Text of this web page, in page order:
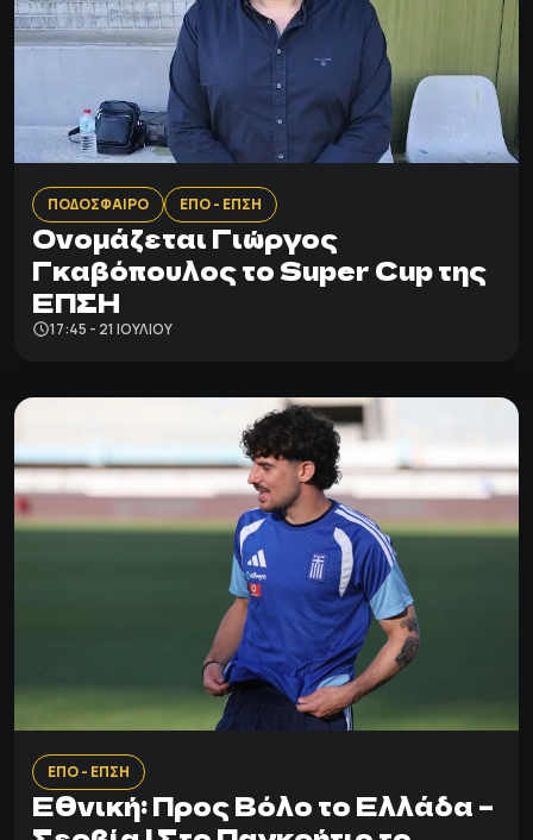
ΠΟΔΟΣΦΑΙΡΟ ΕΠΟ - ΕΠΣΗ
Oνομάζεται Γιώργος
Γκαβόπουλος το Super Cup της
ΕΠΣΗ
17:45 - 21 ΙΟΥΛΊΟΥ
ΕΠΟ - ΕΠΣΗ
Εθνική: Προς Βόλο το Ελλάδα –